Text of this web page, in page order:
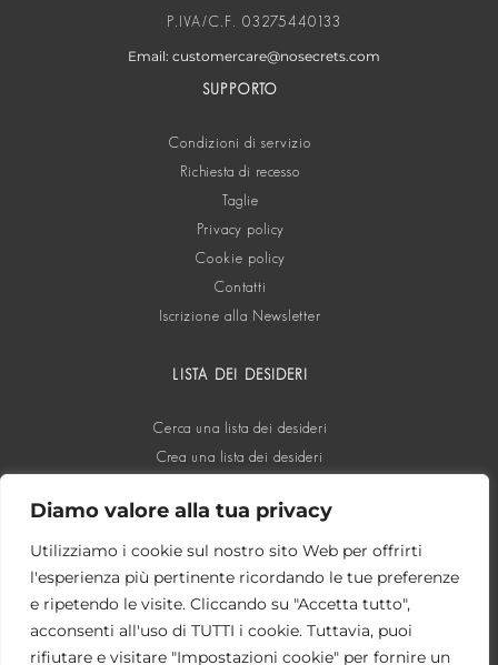
Diamo valore alla tua privacy
Utilizziamo i cookie sul nostro sito Web per offrirti
l'esperienza più pertinente ricordando le tue preferenze
e ripetendo le visite. Cliccando su "Accetta tutto",
acconsenti all'uso di TUTTI i cookie. Tuttavia, puoi
rifiutare e visitare "Impostazioni cookie" per fornire un
P.IVA/C.F. 03275440133
Email: customercare@nosecrets.com
SUPPORTO
Condizioni di servizio
Richiesta di recesso
Taglie
Privacy policy
Cookie policy
Contatti
Iscrizione alla Newsletter
LISTA DEI DESIDERI
Cerca una lista dei desideri
Crea una lista dei desideri
SOCIAL